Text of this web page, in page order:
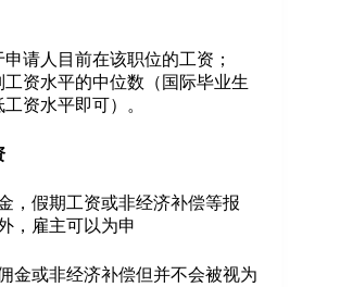
请人目前在该职位的工资；
工资水平的中位数（国际毕业生
资水平即可）。
，假期工资或非经济补偿等报
，雇主可以为申
金或非经济补偿但并不会被视为